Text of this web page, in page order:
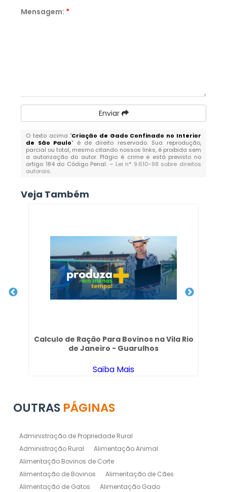
Mensagem: *
Enviar
O texto acima "Criação de Gado Confinado no Interior
de São Paulo" é de direito reservado. Sua reprodução,
parcial ou total, mesmo citando nossos links, é proibida sem
a autorização do autor. Plágio é crime e está previsto no
artigo 184 do Código Penal. – Lei n° 9.610-98 sobre direitos
autorais.
Veja Também
Calculo de Ração Para Bovinos na Vila Rio
de Janeiro - Guarulhos
Saiba Mais
OUTRAS PÁGINAS
Administração de Propriedade Rural
Administração Rural
Alimentação Animal
Alimentação Bovinos de Corte
Alimentação de Bovinos
Alimentação de Cães
Alimentação de Gatos
Alimentação Gado